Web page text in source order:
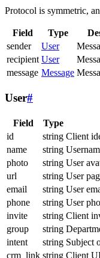
Protocol is symmetric,
Field Type
sender
User
recipient User
message Message
User#
Field Type
id
string Client
name
string
photo
string User
url
string User
email
string User
phone
string User
invite
string Client
group
string
intent
string Subject
crm_link string Client